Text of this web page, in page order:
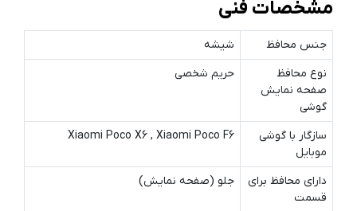
مشخصات فنی
جنس محافظ
شیشه
نوع محافظ
صفحه نمایش
گوشی
حریم شخصی
سازگار با گوشی
موبایل
Xiaomi Poco X6 , Xiaomi Poco F6
دارای محافظ برای
قسمت
جلو (صفحه نمایش)